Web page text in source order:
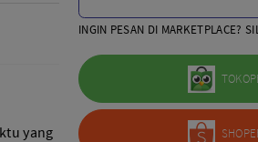
7Artisans
Canon EOS-R
Canon EOS-M
Fujifilm
yang
INGIN PESAN DI MARKETPLACE?